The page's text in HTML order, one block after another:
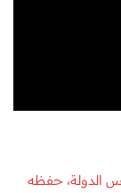
الدولة، حفظه